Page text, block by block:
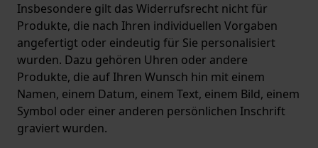
Insbesondere gilt das Widerrufsrecht nicht für
Produkte, die nach Ihren individuellen Vorgaben
angefertigt oder eindeutig für Sie personalisiert
wurden. Dazu gehören Uhren oder andere
Produkte, die auf Ihren Wunsch hin mit einem
Namen, einem Datum, einem Text, einem Bild, einem
Symbol oder einer anderen persönlichen Inschrift
graviert wurden.